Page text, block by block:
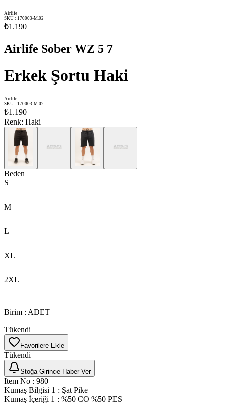
Airlife
SKU : 170003-M.02
₺1.190
Airlife Sober WZ 5 7
Erkek Şortu Haki
Airlife
SKU : 170003-M.02
₺1.190
Renk: Haki
Beden
S
M
L
XL
2XL
Birim : ADET
Tükendi
Favorilere Ekle
Tükendi
Stoğa Girince Haber Ver
Item No : 980
Kumaş Bilgisi 1 : Şat Pike
Kumaş İçeriği 1 : %50 CO %50 PES